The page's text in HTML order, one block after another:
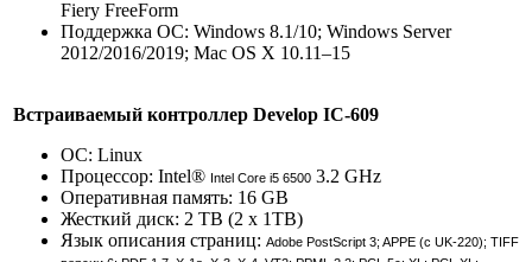
Fiery FreeForm
Поддержка ОС: Windows 8.1/10; Windows Server
2012/2016/2019; Mac OS X 10.11–15
Встраиваемый контроллер Develop IC-609
ОС: Linux
Процессор: Intel® Intel Core i5 6500 3.2 GHz
Оперативная память: 16 GB
Жесткий диск: 2 TB (2 x 1TB)
Язык описания страниц: Adobe PostScript 3; APPE (с UK-220); TIFF